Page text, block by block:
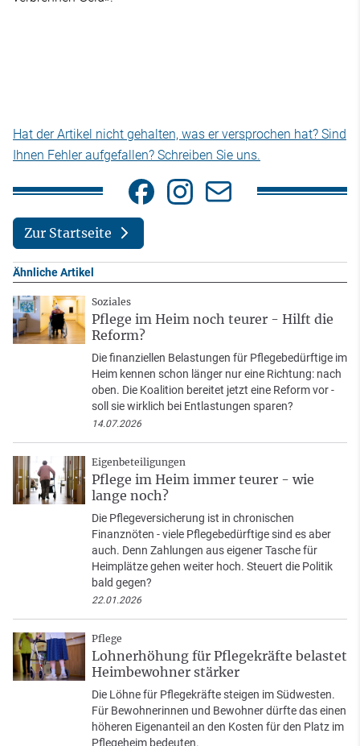
Hat der Artikel nicht gehalten, was er versprochen hat? Sind
Ihnen Fehler aufgefallen? Schreiben Sie uns.
Zur Startseite
Ähnliche Artikel
Soziales
Pflege im Heim noch teurer - Hilft die
Reform?
Die finanziellen Belastungen für Pflegebedürftige im
Heim kennen schon länger nur eine Richtung: nach
oben. Die Koalition bereitet jetzt eine Reform vor -
soll sie wirklich bei Entlastungen sparen?
14.07.2026
Eigenbeteiligungen
Pflege im Heim immer teurer - wie
lange noch?
Die Pflegeversicherung ist in chronischen
Finanznöten - viele Pflegebedürftige sind es aber
auch. Denn Zahlungen aus eigener Tasche für
Heimplätze gehen weiter hoch. Steuert die Politik
bald gegen?
22.01.2026
Pflege
Lohnerhöhung für Pflegekräfte belastet
Heimbewohner stärker
Die Löhne für Pflegekräfte steigen im Südwesten.
Für Bewohnerinnen und Bewohner dürfte das einen
höheren Eigenanteil an den Kosten für den Platz im
Pflegeheim bedeuten.